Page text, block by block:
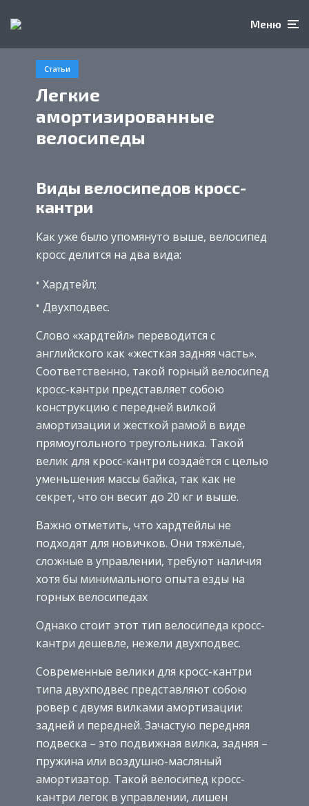
Меню
Статьи
Легкие
амортизированные
велосипеды
Виды велосипедов кросс-
кантри
Как уже было упомянуто выше, велосипед
кросс делится на два вида:
Хардтейл;
Двухподвес.
Слово «хардтейл» переводится с
английского как «жесткая задняя часть».
Соответственно, такой горный велосипед
кросс-кантри представляет собою
конструкцию с передней вилкой
амортизации и жесткой рамой в виде
прямоугольного треугольника. Такой
велик для кросс-кантри создаётся с целью
уменьшения массы байка, так как не
секрет, что он весит до 20 кг и выше.
Важно отметить, что хардтейлы не
подходят для новичков. Они тяжёлые,
сложные в управлении, требуют наличия
хотя бы минимального опыта езды на
горных велосипедах
Однако стоит этот тип велосипеда кросс-
кантри дешевле, нежели двухподвес.
Современные велики для кросс-кантри
типа двухподвес представляют собою
ровер с двумя вилками амортизации:
задней и передней. Зачастую передняя
подвеска – это подвижная вилка, задняя –
пружина или воздушно-масляный
амортизатор. Такой велосипед кросс-
кантри легок в управлении, лишен